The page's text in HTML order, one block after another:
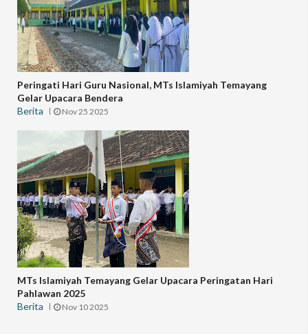
Peringati Hari Guru Nasional, MTs Islamiyah Temayang
Gelar Upacara Bendera
Berita
Nov 25 2025
MTs Islamiyah Temayang Gelar Upacara Peringatan Hari
Pahlawan 2025
Berita
Nov 10 2025